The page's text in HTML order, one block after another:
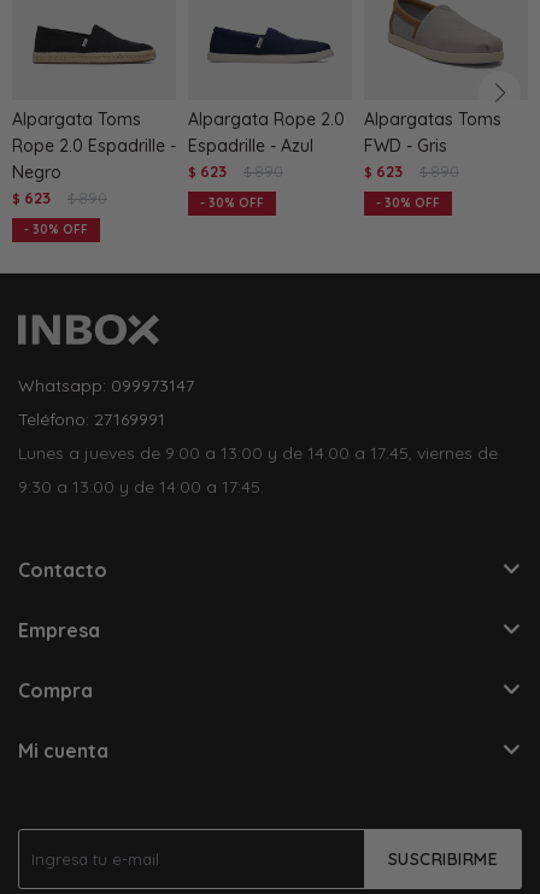
Alpargata Toms
Rope 2.0 Espadrille -
Negro
$ 623 $ 890
30
Alpargata Rope 2.0
Espadrille - Azul
$ 623 $ 890
30
Alpargatas Toms
FWD - Gris
$ 623 $ 890
30
SUSCRIBIRME
Whatsapp: 099973147
Teléfono: 27169991
Lunes a jueves de 9:00 a 13:00 y de 14:00 a 17:45, viernes de
9:30 a 13:00 y de 14:00 a 17:45.
Contacto
Empresa
Compra
Mi cuenta